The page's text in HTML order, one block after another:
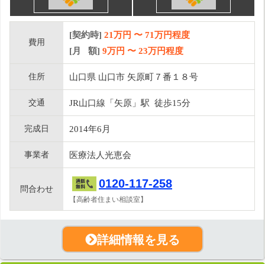
費用
[契約時] 21万円 〜 71万円程度
[月 額] 9万円 〜 23万円程度
住所 山口県 山口市 矢原町７番１８号
交通 JR山口線「矢原」駅 徒歩15分
完成日 2014年6月
事業者 医療法人光恵会
問合わせ 0120-117-258
【高齢者住まい相談室】
詳細情報を見る